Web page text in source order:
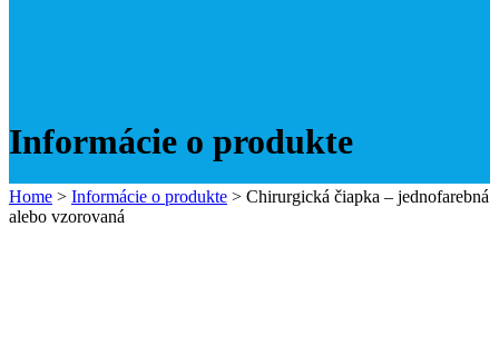
Informácie o produkte
Home > Informácie o produkte > Chirurgická čiapka – jednofarebná
alebo vzorovaná